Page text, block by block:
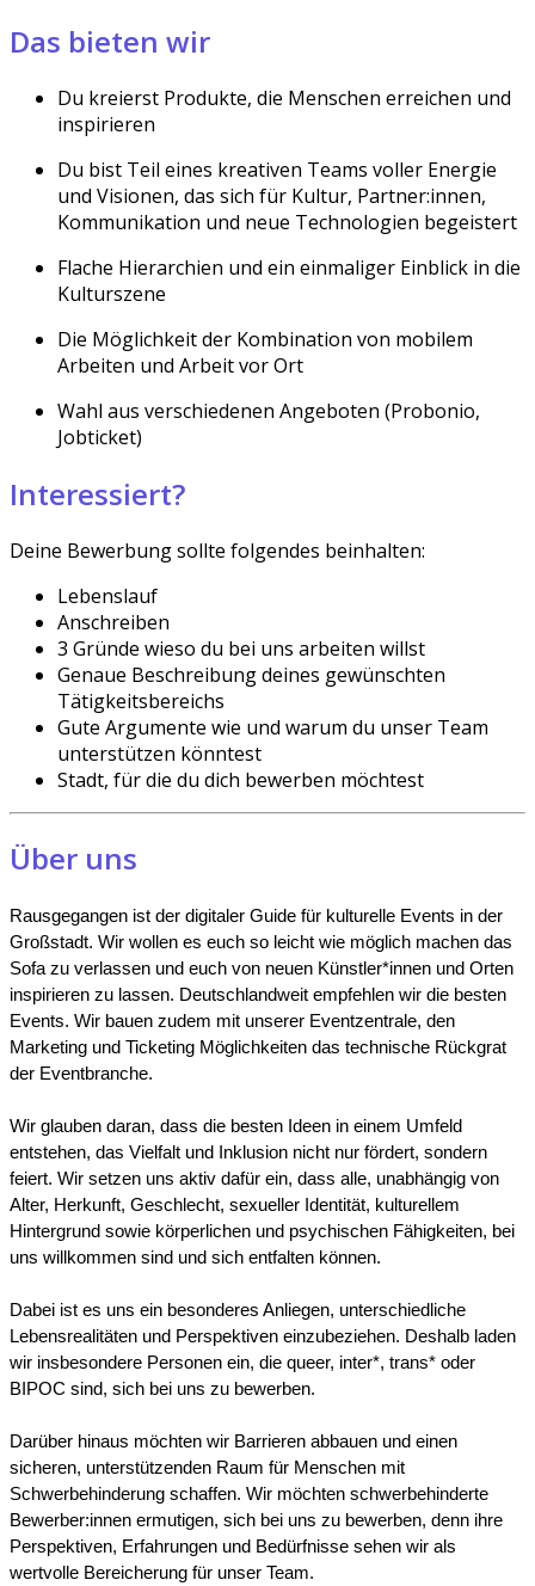
Das bieten wir
Du kreierst Produkte, die Menschen erreichen und
inspirieren
Du bist Teil eines kreativen Teams voller Energie
und Visionen, das sich für Kultur, Partner:innen,
Kommunikation und neue Technologien begeistert
Flache Hierarchien und ein einmaliger Einblick in die
Kulturszene
Die Möglichkeit der Kombination von mobilem
Arbeiten und Arbeit vor Ort
Wahl aus verschiedenen Angeboten (Probonio,
Jobticket)
Interessiert?
Deine Bewerbung sollte folgendes beinhalten:
Lebenslauf
Anschreiben
3 Gründe wieso du bei uns arbeiten willst
Genaue Beschreibung deines gewünschten
Tätigkeitsbereichs
Gute Argumente wie und warum du unser Team
unterstützen könntest
Stadt, für die du dich bewerben möchtest
Über uns
Rausgegangen ist der digitaler Guide für kulturelle Events in der
Großstadt. Wir wollen es euch so leicht wie möglich machen das
Sofa zu verlassen und euch von neuen Künstler*innen und Orten
inspirieren zu lassen. Deutschlandweit empfehlen wir die besten
Events. Wir bauen zudem mit unserer Eventzentrale, den
Marketing und Ticketing Möglichkeiten das technische Rückgrat
der Eventbranche.
Wir glauben daran, dass die besten Ideen in einem Umfeld
entstehen, das Vielfalt und Inklusion nicht nur fördert, sondern
feiert. Wir setzen uns aktiv dafür ein, dass alle, unabhängig von
Alter, Herkunft, Geschlecht, sexueller Identität, kulturellem
Hintergrund sowie körperlichen und psychischen Fähigkeiten, bei
uns willkommen sind und sich entfalten können.
Dabei ist es uns ein besonderes Anliegen, unterschiedliche
Lebensrealitäten und Perspektiven einzubeziehen. Deshalb laden
wir insbesondere Personen ein, die queer, inter*, trans* oder
BIPOC sind, sich bei uns zu bewerben.
Darüber hinaus möchten wir Barrieren abbauen und einen
sicheren, unterstützenden Raum für Menschen mit
Schwerbehinderung schaffen. Wir möchten schwerbehinderte
Bewerber:innen ermutigen, sich bei uns zu bewerben, denn ihre
Perspektiven, Erfahrungen und Bedürfnisse sehen wir als
wertvolle Bereicherung für unser Team.